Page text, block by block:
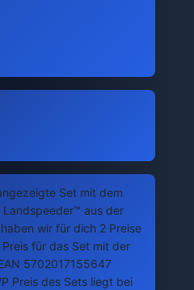
Set mit dem
Landspeeder™ aus der
wir für dich 2 Preise
für das Set mit der
5702017155647
Preis des Sets liegt bei